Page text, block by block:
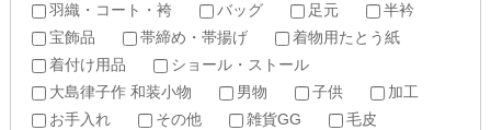
羽織・コート・袴
バッグ 足元
半衿
宝飾品
帯締め・帯揚げ
着物用たとう紙
着付け用品
ショール・ストール
大島律子作 和装小物
男物 子供
加工
お手入れ
その他 雑貨GG
毛皮